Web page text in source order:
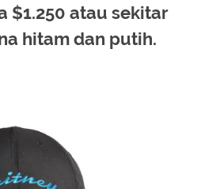
$1.250 atau sekitar
hitam dan putih.